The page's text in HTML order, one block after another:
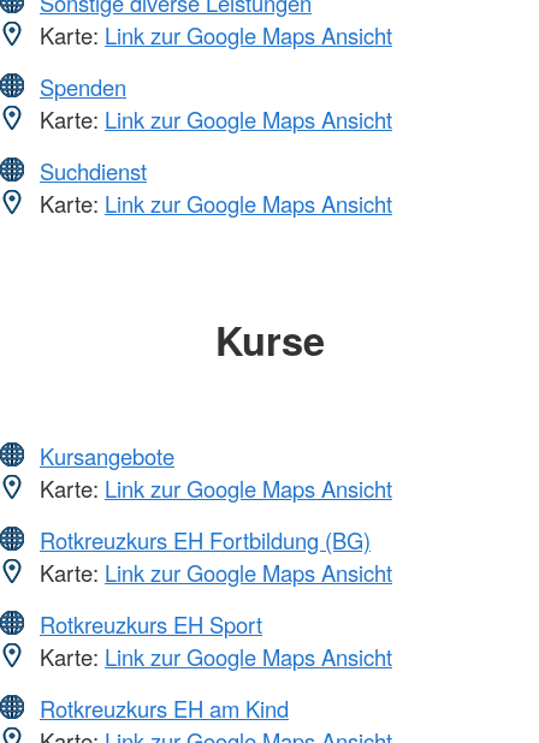
Karte: Link zur Google Maps Ansicht
Spenden
Karte: Link zur Google Maps Ansicht
Suchdienst
Karte: Link zur Google Maps Ansicht
Kurse
Kursangebote
Karte: Link zur Google Maps Ansicht
Rotkreuzkurs EH Fortbildung (BG)
Karte: Link zur Google Maps Ansicht
Rotkreuzkurs EH Sport
Karte: Link zur Google Maps Ansicht
Rotkreuzkurs EH am Kind